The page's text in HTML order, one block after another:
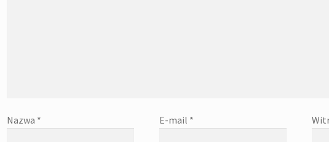
Nazwa * E-mail *